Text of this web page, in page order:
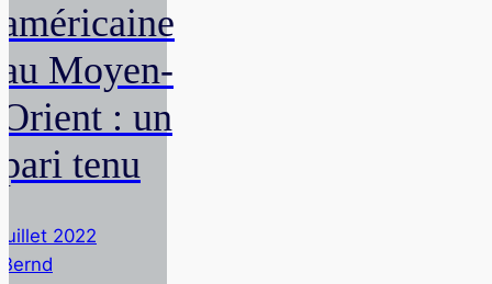
américaine
au Moyen-
Orient : un
pari tenu
juillet 2022
Bernd